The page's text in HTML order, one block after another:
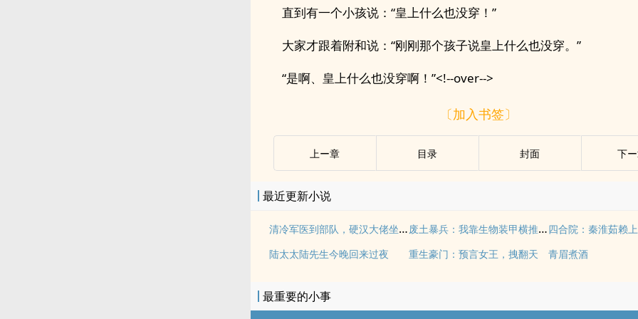
直到有一个小孩说：“皇上什么也没穿！”
大家才跟着附和说：“刚刚那个孩子说皇上什么也没穿。”
“是啊、皇上什么也没穿啊！”<!--over-->
〔加入书签〕
上ー章 目录 封面 下
最近更新小说
清冷军医到部队，硬汉大佬坐不住了 废土暴兵：我靠生物装甲横推星际四合院：秦淮茹赖
陆太太陆先生今晚回来过夜
重生豪门：预言女王，拽翻天 青眉煮酒
最重要的小事